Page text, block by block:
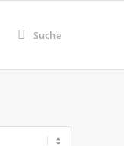
Suche